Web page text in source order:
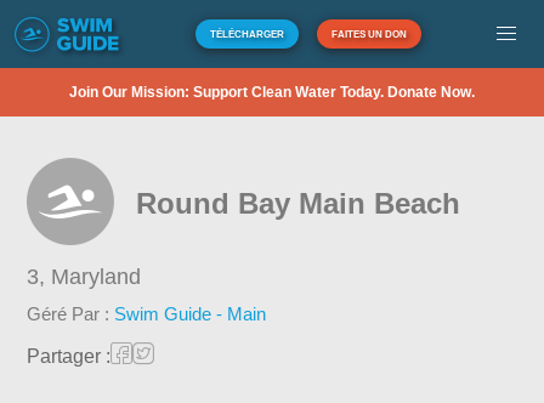
TÉLÉCHARGER FAITES UN DON
Join Our Mission: Support Clean Water Today. Donate Now.
Round Bay Main Beach
3, Maryland
Géré Par : Swim Guide - Main
Partager :